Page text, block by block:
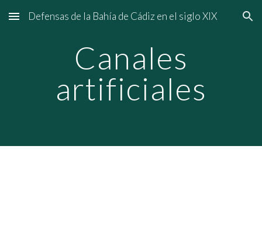
Skip to main content Skip to navigation
Defensas de la Bahía de Cádiz en el siglo XIX
Canales
artificiales